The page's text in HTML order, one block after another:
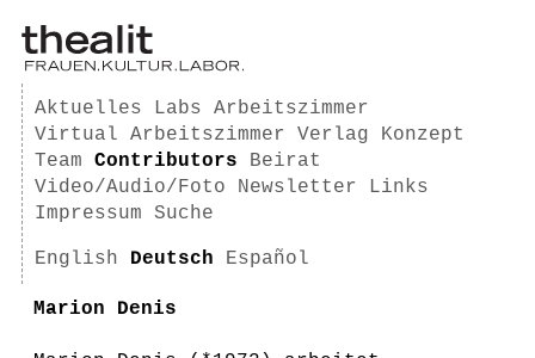
Aktuelles Labs
Arbeitszimmer
Virtual Arbeitszimmer
Verlag
Konzept
Team
Contributors
Beirat
Video/Audio/Foto
Newsletter
Links
Impressum
Suche
English Deutsch Español
Marion Denis